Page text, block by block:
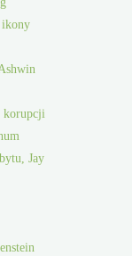
ikony
korupcji
Jay